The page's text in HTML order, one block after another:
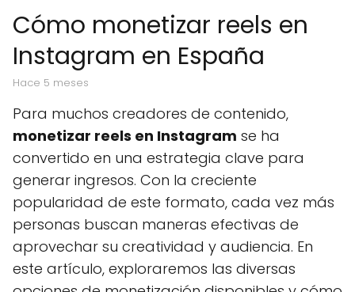
Cómo monetizar reels en
Instagram en España
hace 5 meses
Para muchos creadores de contenido,
monetizar reels en Instagram se ha
convertido en una estrategia clave para
generar ingresos. Con la creciente
popularidad de este formato, cada vez más
personas buscan maneras efectivas de
aprovechar su creatividad y audiencia. En
este artículo, exploraremos las diversas